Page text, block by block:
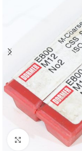
Klikk for større